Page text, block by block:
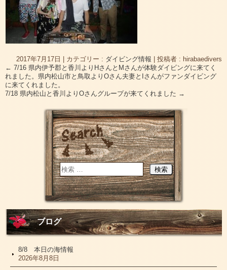
2017年7月17日 カテゴリー : ダイビング情報
投稿者 : hirabaedivers
← 7/16 県内伊予郡と香川よりHさんとMさんが体験ダイビングに来てく
れました。県内松山市と鳥取よりOさん夫妻とIさんがファンダイビング
に来てくれました。
7/18 県内松山と香川よりOさんグループが来てくれました →
ブログ
8/8 本日の海情報
2026年8月8日